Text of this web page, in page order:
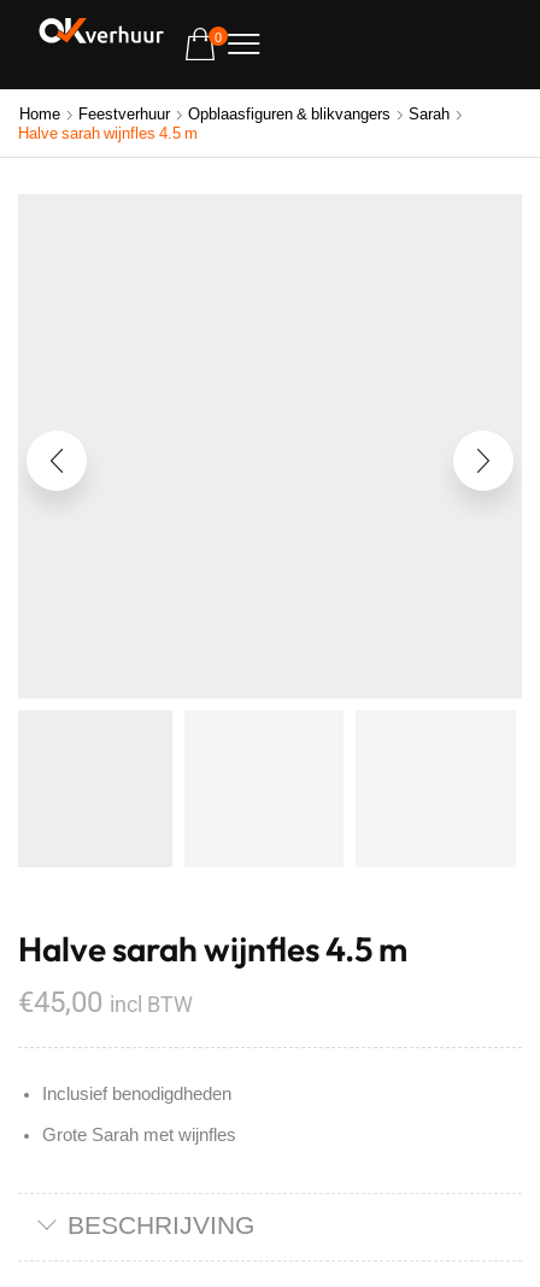
0
Home Feestverhuur Opblaasfiguren & blikvangers
Sarah
Halve sarah wijnfles 4.5 m
Halve sarah wijnfles 4.5 m
€45,00 incl BTW
Inclusief benodigdheden
Grote Sarah met wijnfles
BESCHRIJVING